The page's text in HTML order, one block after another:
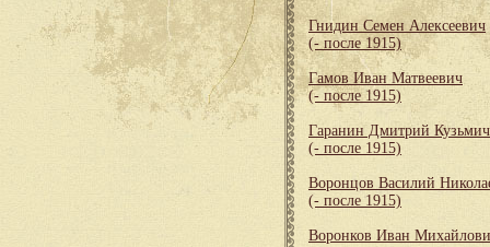
Гнидин Семен Алексеевич
(- после 1915)
Гамов Иван Матвеевич
(- после 1915)
Гаранин Дмитрий Кузьмич
(- после 1915)
Воронцов Василий
(- после 1915)
Воронков Иван